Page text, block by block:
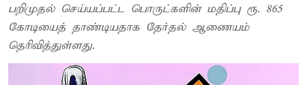
பறிமுதல் செய்யப்பட்ட பொருட்களின் மதிப்பு ரூ. 865
கோடியைத் தாண்டியதாக தேர்தல் ஆணையம்
தெரிவித்துள்ளது.